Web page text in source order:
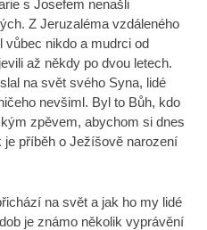
s Josefem nenašli
Z Jeruzaléma vzdáleného
vůbec nikdo a mudrci od
až někdy po dvou letech.
na svět svého Syna, lidé
nevšiml. Byl to Bůh, kdo
zpěvem, abychom si dnes
je příběh o Ježíšově narození
na svět a jak ho my lidé
je známo několik vyprávění